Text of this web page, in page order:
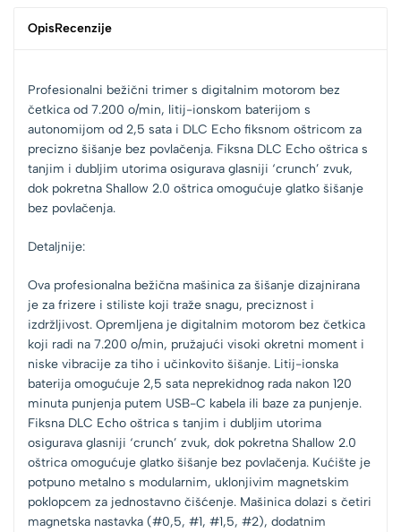
OpisRecenzije
Profesionalni bežični trimer s digitalnim motorom bez
četkica od 7.200 o/min, litij-ionskom baterijom s
autonomijom od 2,5 sata i DLC Echo fiksnom oštricom za
precizno šišanje bez povlačenja. Fiksna DLC Echo oštrica s
tanjim i dubljim utorima osigurava glasniji ‘crunch’ zvuk,
dok pokretna Shallow 2.0 oštrica omogućuje glatko šišanje
bez povlačenja.
Detaljnije:
Ova profesionalna bežična mašinica za šišanje dizajnirana
je za frizere i stiliste koji traže snagu, preciznost i
izdržljivost. Opremljena je digitalnim motorom bez četkica
koji radi na 7.200 o/min, pružajući visoki okretni moment i
niske vibracije za tiho i učinkovito šišanje. Litij-ionska
baterija omogućuje 2,5 sata neprekidnog rada nakon 120
minuta punjenja putem USB-C kabela ili baze za punjenje.
Fiksna DLC Echo oštrica s tanjim i dubljim utorima
osigurava glasniji ‘crunch’ zvuk, dok pokretna Shallow 2.0
oštrica omogućuje glatko šišanje bez povlačenja. Kućište je
potpuno metalno s modularnim, uklonjivim magnetskim
poklopcem za jednostavno čišćenje. Mašinica dolazi s četiri
magnetska nastavka (#0,5, #1, #1,5, #2), dodatnim